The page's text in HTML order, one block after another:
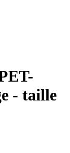
- taille